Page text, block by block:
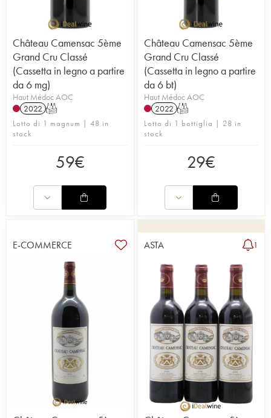
Château Camensac 5ème
Grand Cru Classé
(Cassetta in legno a partire
da 6 mg)
Haut Médoc AOC
2022 T
Lotto di 1 magnum | 48 in
stock
59€
Château Camensac 5ème
Grand Cru Classé
(Cassetta in legno a partire
da 6 bt)
Haut Médoc AOC
2022 T
Lotto di 1 bottiglia | 28 in
stock
29€
E-COMMERCE ASTA 1